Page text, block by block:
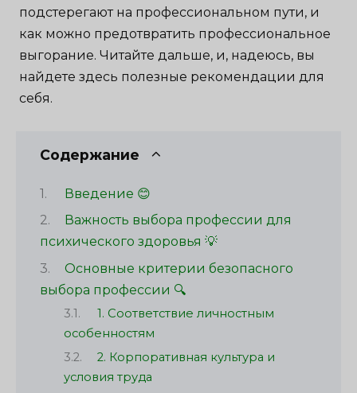
подстерегают на профессиональном пути, и
как можно предотвратить профессиональное
выгорание. Читайте дальше, и, надеюсь, вы
найдете здесь полезные рекомендации для
себя.
Содержание
Введение 😊
Важность выбора профессии для
психического здоровья 💡
Основные критерии безопасного
выбора профессии 🔍
1. Соответствие личностным
особенностям
2. Корпоративная культура и
условия труда